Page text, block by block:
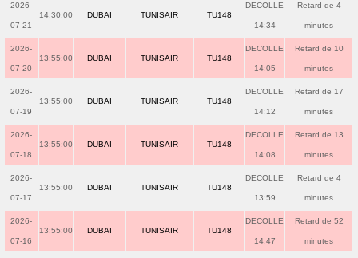
2026-
07-21
14:30:00 DUBAI TUNISAIR TU148
DECOLLE
14:34
Retard de 4
minutes
2026-
07-20
13:55:00 DUBAI TUNISAIR TU148
DECOLLE
14:05
Retard de 10
minutes
2026-
07-19
13:55:00 DUBAI TUNISAIR TU148
DECOLLE
14:12
Retard de 17
minutes
2026-
07-18
13:55:00 DUBAI TUNISAIR TU148
DECOLLE
14:08
Retard de 13
minutes
2026-
07-17
13:55:00 DUBAI TUNISAIR TU148
DECOLLE
13:59
Retard de 4
minutes
2026-
07-16
13:55:00 DUBAI TUNISAIR TU148
DECOLLE
14:47
Retard de 52
minutes